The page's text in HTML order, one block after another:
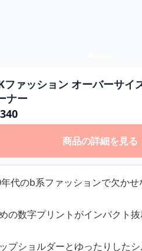
ファッション オーバーサイ
ナー
商品の詳細を見る
代のb系ファッションで欠かせ
の数字プリントがインパクト
プショルダーとゆったりした